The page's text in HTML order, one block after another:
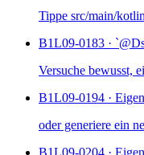
Tippe src/main/
B1L09-0183 ·
Versuche bewusst,
B1L09-0194 ·
oder generiere ein